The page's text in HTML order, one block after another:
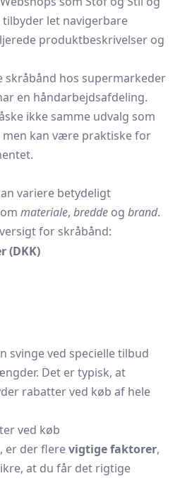
let navigerbare
produktbeskrivelser og
skråbånd hos supermarkeder
en håndarbejdsafdeling.
ikke samme udvalg som
men kan være praktiske for
variere betydeligt
materiale, bredde og brand.
for skråbånd:
(DKK)
svinge ved specielle tilbud
Det er typisk, at
rabatter ved køb af hele
ved køb
er der flerevigtige faktorer,
at du får det rigtige